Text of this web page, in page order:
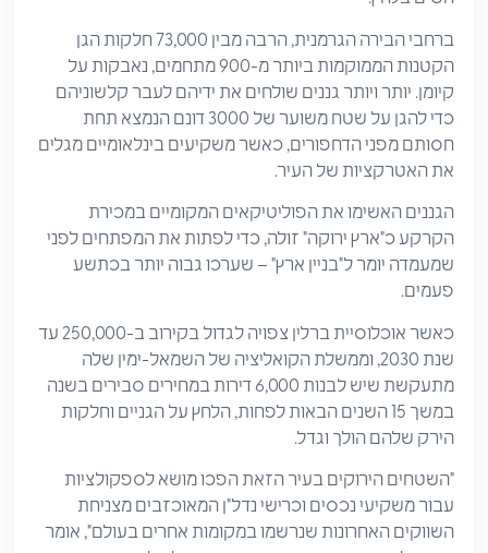
ברחבי הבירה הגרמנית, הרבה מבין 73,000 חלקות הגן
הקטנות הממוקמות ביותר מ-900 מתחמים, נאבקות על
קיומן. יותר ויותר גננים שולחים את ידיהם לעבר קלשוניהם
כדי להגן על שטח משוער של 3000 דונם הנמצא תחת
חסותם מפני הדחפורים, כאשר משקיעים בינלאומיים מגלים
את האטרקציות של העיר.
הגננים האשימו את הפוליטיקאים המקומיים במכירת
הקרקע כ"ארץ ירוקה" זולה, כדי לפתות את המפתחים לפני
שמעמדה יומר ל"בניין ארץ" – שערכו גבוה יותר בכתשע
פעמים.
כאשר אוכלוסיית ברלין צפויה לגדול בקירוב ב-250,000 עד
שנת 2030, וממשלת הקואליציה של השמאל-ימין שלה
מתעקשת שיש לבנות 6,000 דירות במחירים סבירים בשנה
במשך 15 השנים הבאות לפחות, הלחץ על הגניים וחלקות
הירק שלהם הולך וגדל.
"השטחים הירוקים בעיר הזאת הפכו מושא לספקולציות
עבור משקיעי נכסים וכרישי נדל"ן המאוכזבים מצניחת
השווקים האחרונות שנרשמו במקומות אחרים בעולם", אומר